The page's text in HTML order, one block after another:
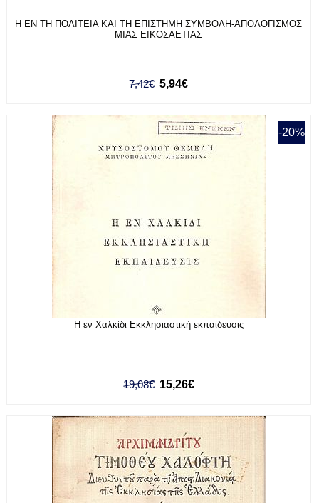
Η ΕΝ ΤΗ ΠΟΛΙΤΕΙΑ ΚΑΙ ΤΗ ΕΠΙΣΤΗΜΗ ΣΥΜΒΟΛΗ-ΑΠΟΛΟΓΙΣΜΟΣ
ΜΙΑΣ ΕΙΚΟΣΑΕΤΙΑΣ
7,42€ 5,94€
-20%
Η εν Χαλκίδι Εκκλησιαστική εκπαίδευσις
19,08€ 15,26€